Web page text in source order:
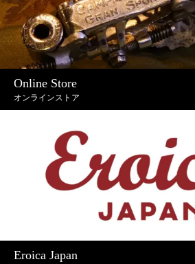
Online Store
オンラインストア
Eroica Japan